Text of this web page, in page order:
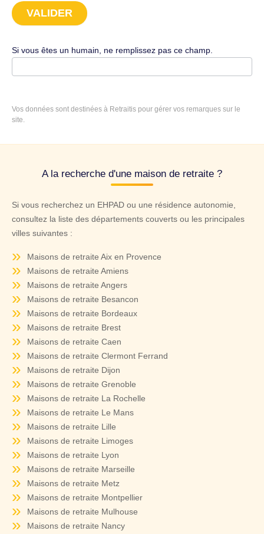
Si vous êtes un humain, ne remplissez pas ce champ.
Vos données sont destinées à Retraitis pour gérer vos remarques sur le
site.
A la recherche d'une maison de retraite ?
Si vous recherchez un EHPAD ou une résidence autonomie,
consultez la liste des départements couverts ou les principales
villes suivantes :
Maisons de retraite Aix en Provence
Maisons de retraite Amiens
Maisons de retraite Angers
Maisons de retraite Besancon
Maisons de retraite Bordeaux
Maisons de retraite Brest
Maisons de retraite Caen
Maisons de retraite Clermont Ferrand
Maisons de retraite Dijon
Maisons de retraite Grenoble
Maisons de retraite La Rochelle
Maisons de retraite Le Mans
Maisons de retraite Lille
Maisons de retraite Limoges
Maisons de retraite Lyon
Maisons de retraite Marseille
Maisons de retraite Metz
Maisons de retraite Montpellier
Maisons de retraite Mulhouse
Maisons de retraite Nancy